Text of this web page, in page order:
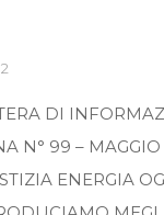
DI
N° 99 –
ENERGIA